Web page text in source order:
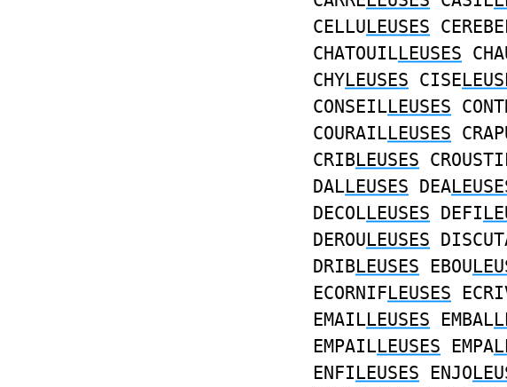
CELLULEUSES
CHATOUILLEUSES
CHYLEUSES CISE
CONSEILLEUSES
COURAILLEUSES
CRIBLEUSES
DALLEUSES DEA
DECOLLEUSES DEFI
DEROULEUSES
DRIBLEUSES EBOU
ECORNIFLEUSES
EMAILLEUSES EMBAL
EMPAILLEUSES EMPA
ENFILEUSES ENJO